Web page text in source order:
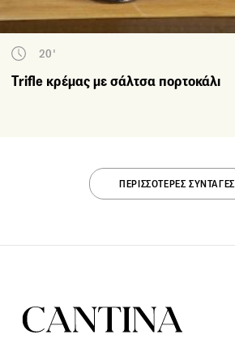
20'
Trifle κρέμας με σάλτσα πορτοκάλι
ΠΕΡΙΣΣΟΤΕΡΕΣ ΣΥΝΤΑΓΕΣ